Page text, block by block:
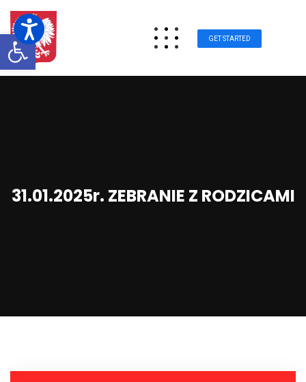
Otwórz pasek narzędziGET STARTED
31.01.2025r. ZEBRANIE Z RODZICAMI